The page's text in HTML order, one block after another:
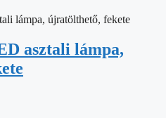
asztali lámpa,